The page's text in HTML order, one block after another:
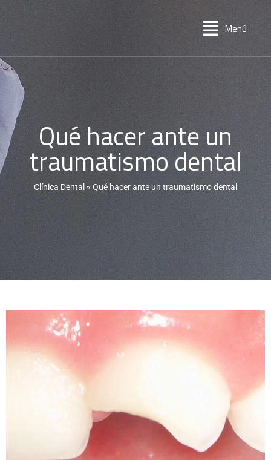
Menú
Qué hacer ante un
traumatismo dental
Clínica Dental » Qué hacer ante un traumatismo dental